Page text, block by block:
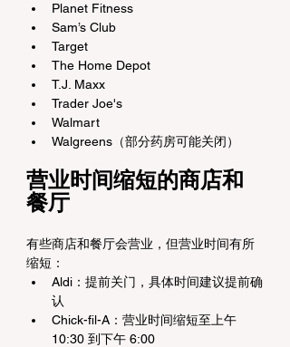
Planet Fitness
Sam’s Club
Target
The Home Depot
T.J. Maxx
Trader Joe's
Walmart
Walgreens（部分药房可能关闭）
营业时间缩短的商店和
餐厅
有些商店和餐厅会营业，但营业时间有所
缩短：
Aldi：提前关门，具体时间建议提前确
认
Chick-fil-A：营业时间缩短至上午
10:30 到下午 6:00